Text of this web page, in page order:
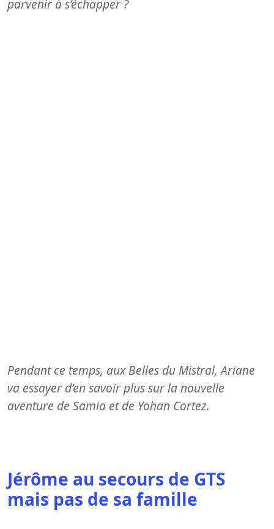
parvenir à s’échapper ?
Pendant ce temps, aux Belles du Mistral, Ariane
va essayer d’en savoir plus sur la nouvelle
aventure de Samia et de Yohan Cortez.
Jérôme au secours de GTS
mais pas de sa famille